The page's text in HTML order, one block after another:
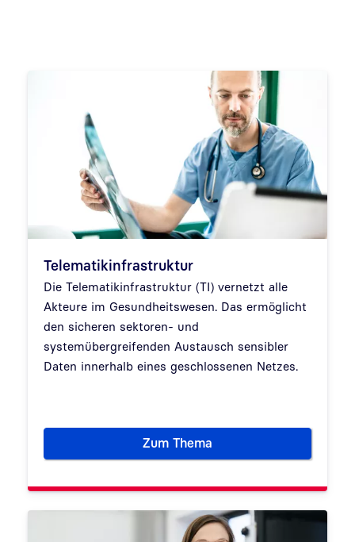
Telematikinfrastruktur
Die Telematikinfrastruktur (TI) vernetzt alle
Akteure im Gesundheitswesen. Das ermöglicht
den sicheren sektoren- und
systemübergreifenden Austausch sensibler
Daten innerhalb eines geschlossenen Netzes.
Zum ThemaTelematikinfrastruktur